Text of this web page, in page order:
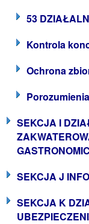
53
Kontrola
Ochrona
SEKCJA I
SEKCJA J
SEKCJA K